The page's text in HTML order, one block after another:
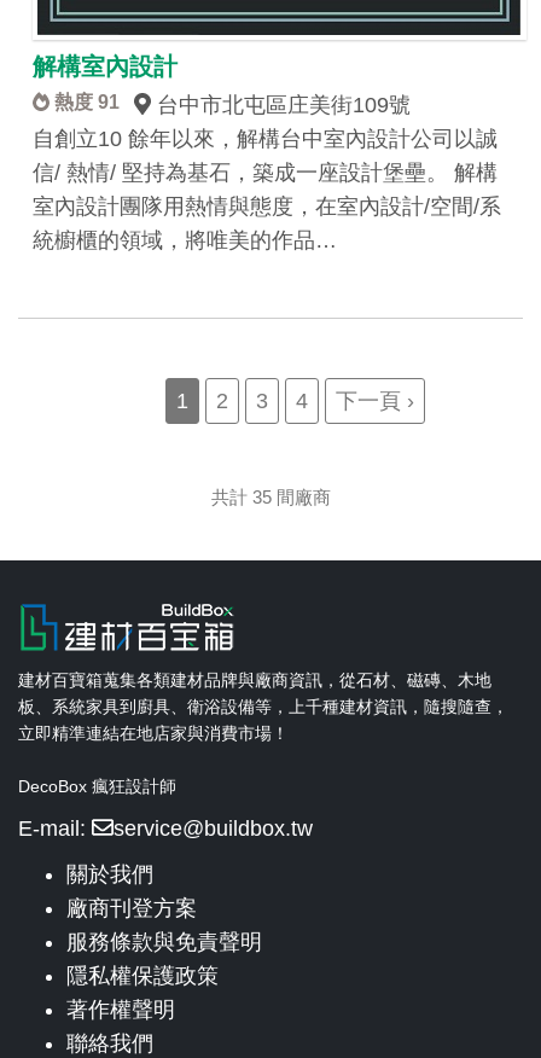
解構室內設計
熱度 91
台中市北屯區庄美街109號
自創立10 餘年以來，解構台中室內設計公司以誠
信/ 熱情/ 堅持為基石，築成一座設計堡壘。 解構
室內設計團隊用熱情與態度，在室內設計/空間/系
統櫥櫃的領域，將唯美的作品…
Current
1 Page
2 Page
3 Page
4
Next
下一頁 ›
共計 35 間廠商
建材百寶箱蒐集各類建材品牌與廠商資訊，從石材、磁磚、木地
板、系統家具到廚具、衛浴設備等，上千種建材資訊，隨搜隨查，
立即精準連結在地店家與消費市場！
DecoBox 瘋狂設計師
E-mail:
service@buildbox.tw
關於我們
廠商刊登方案
服務條款與免責聲明
隱私權保護政策
著作權聲明
聯絡我們